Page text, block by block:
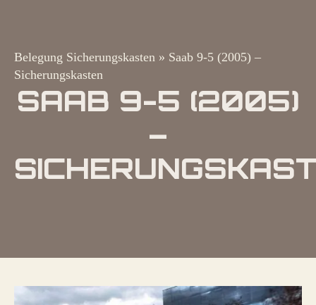
Belegung Sicherungskasten » Saab 9-5 (2005) –
Sicherungskasten
SAAB 9-5 (2005)
–